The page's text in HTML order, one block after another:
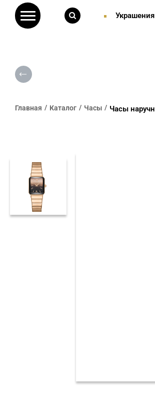
Украшения
Главная Каталог Часы Часы